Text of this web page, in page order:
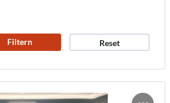
Filtern Reset